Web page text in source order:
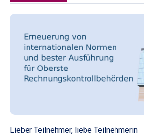
Lieber Teilnehmer, liebe Teilnehmerin